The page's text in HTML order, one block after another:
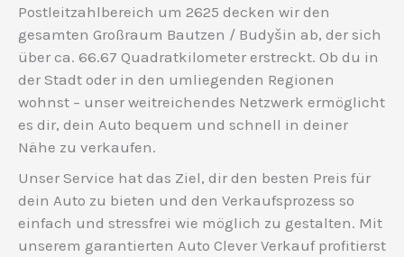
Postleitzahlbereich um 2625 decken wir den
gesamten Großraum Bautzen / Budyšin ab, der sich
über ca. 66.67 Quadratkilometer erstreckt. Ob du in
der Stadt oder in den umliegenden Regionen
wohnst – unser weitreichendes Netzwerk ermöglicht
es dir, dein Auto bequem und schnell in deiner
Nähe zu verkaufen.
Unser Service hat das Ziel, dir den besten Preis für
dein Auto zu bieten und den Verkaufsprozess so
einfach und stressfrei wie möglich zu gestalten. Mit
unserem garantierten Auto Clever Verkauf profitierst